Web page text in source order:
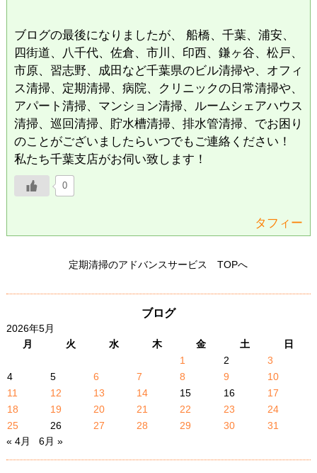
ブログの最後になりましたが、 船橋、千葉、浦安、
四街道、八千代、佐倉、市川、印西、鎌ヶ谷、松戸、
市原、習志野、成田など千葉県のビル清掃や、オフィ
ス清掃、定期清掃、病院、クリニックの日常清掃や、
アパート清掃、マンション清掃、ルームシェアハウス
清掃、巡回清掃、貯水槽清掃、排水管清掃、でお困り
のことがございましたらいつでもご連絡ください！
私たち千葉支店がお伺い致します！
0
タフィー
定期清掃のアドバンスサービス TOPへ
ブログ
2026年5月
月
火 水 木 金 土
日
1
2
3
4
5 6 7 8 9
10
11
12 13 14 15 16
17
18
19 20 21 22 23
24
25
26 27 28 29 30
31
« 4月
6月 »